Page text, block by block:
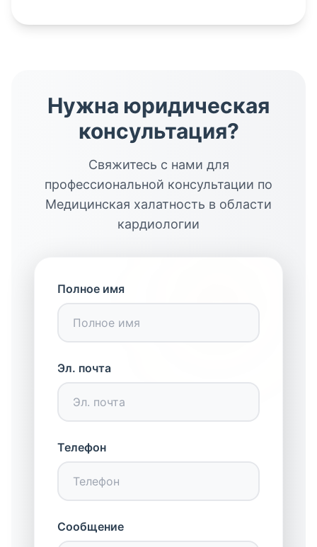
Нужна юридическая
консультация?
Свяжитесь с нами для
профессиональной консультации по
Медицинская халатность в области
кардиологии
Полное имя
Эл. почта
Телефон
Сообщение